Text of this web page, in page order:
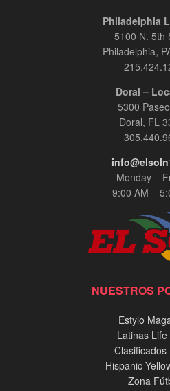
Philadelphia
5100 N. 5th
Philadelphia,
Doral –
5300
Doral, FL
Monday –
9:00 AM –
NUESTROS
Estylo
Latinas Life
Clasificados
Hispanic
Zona